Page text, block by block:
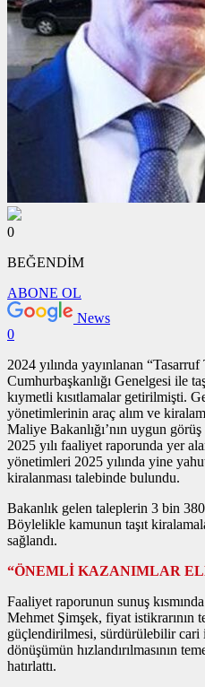
0
BEĞENDİM
ABONE OL
News
0
2024 yılında yayınlanan
Cumhurbaşkanlığı Genelgesi ile
kıymetli kısıtlamalar getirilmişti.
yönetimlerinin araç alım ve
Maliye Bakanlığı’nın uygun
2025 yılı faaliyet raporunda yer
yönetimleri 2025 yılında yine
kiralanması talebinde bulundu.
Bakanlık gelen taleplerin 3 bin
Böylelikle kamunun taşıt
sağlandı.
“ÖNEMLİ KAZANIMLAR
Faaliyet raporunun sunuş
Mehmet Şimşek, fiyat istikrarının
güçlendirilmesi, sürdürülebilir cari
dönüşümün hızlandırılmasının
hatırlattı.